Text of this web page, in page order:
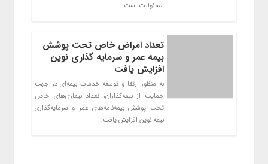
مسئولیت است.
تعداد امراض خاص تحت پوشش
بیمه عمر و سرمایه گذاری نوین
افزایش یافت
به منظور ارتقا و توسعه خدمات بیمه‌ای در جهت
حمایت از بیمه‌­گذاران، تعداد بیماری‌های خاص
تحت پوشش بیمه‌نامه‌های عمر و سرمایه‌گذاری
بیمه نوین افزایش یافت.